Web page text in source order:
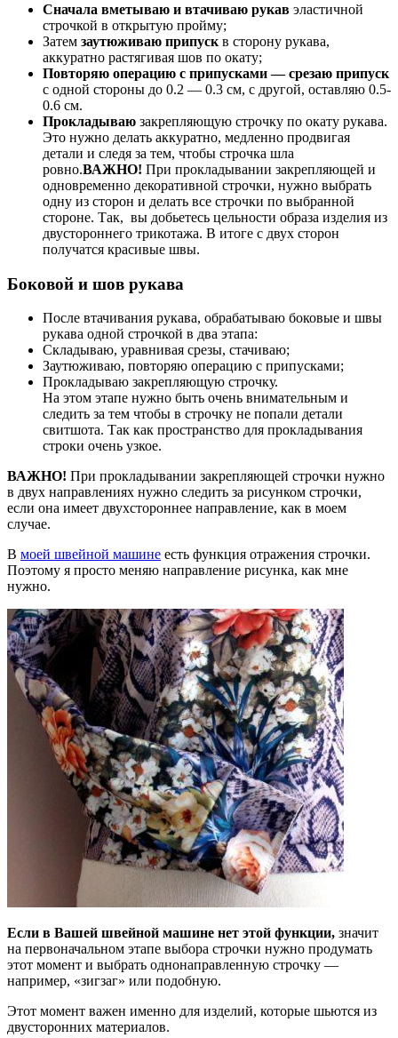
Сначала вметываю и втачиваю рукав эластичной
строчкой в открытую пройму;
Затем заутюживаю припуск в сторону рукава,
аккуратно растягивая шов по окату;
Повторяю операцию с припусками — срезаю припуск
с одной стороны до 0.2 — 0.3 см, с другой, оставляю 0.5-
0.6 см.
Прокладываю закрепляющую строчку по окату рукава.
Это нужно делать аккуратно, медленно продвигая
детали и следя за тем, чтобы строчка шла
ровно.ВАЖНО! При прокладывании закрепляющей и
одновременно декоративной строчки, нужно выбрать
одну из сторон и делать все строчки по выбранной
стороне. Так, вы добьетесь цельности образа изделия из
двустороннего трикотажа. В итоге с двух сторон
получатся красивые швы.
Боковой и шов рукава
После втачивания рукава, обрабатываю боковые и швы
рукава одной строчкой в два этапа:
Складываю, уравнивая срезы, стачиваю;
Заутюживаю, повторяю операцию с припусками;
Прокладываю закрепляющую строчку.
На этом этапе нужно быть очень внимательным и
следить за тем чтобы в строчку не попали детали
свитшота. Так как пространство для прокладывания
строки очень узкое.
ВАЖНО! При прокладывании закрепляющей строчки нужно
в двух направлениях нужно следить за рисунком строчки,
если она имеет двухстороннее направление, как в моем
случае.
В моей швейной машине есть функция отражения строчки.
Поэтому я просто меняю направление рисунка, как мне
нужно.
Если в Вашей швейной машине нет этой функции, значит
на первоначальном этапе выбора строчки нужно продумать
этот момент и выбрать однонаправленную строчку —
например, «зигзаг» или подобную.
Этот момент важен именно для изделий, которые шьются из
двусторонних материалов.